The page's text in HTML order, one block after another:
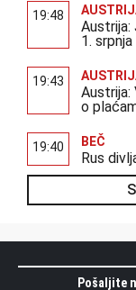
19:48
Austrija:
1.
19:43
Austrija:
o
19:40 BEČ
Rus
Pošaljite